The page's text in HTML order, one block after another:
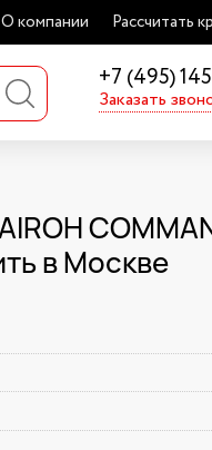
О компании Рассчитать
+7 (495)
Заказать
в Москве